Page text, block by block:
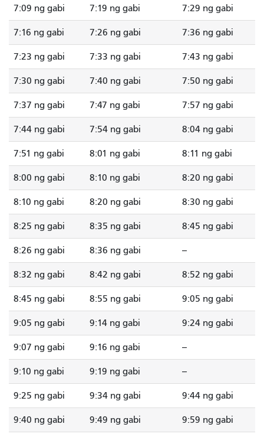
7:09 ng gabi 7:19 ng gabi 7:29 ng gabi
7:16 ng gabi 7:26 ng gabi 7:36 ng gabi
7:23 ng gabi 7:33 ng gabi 7:43 ng gabi
7:30 ng gabi 7:40 ng gabi 7:50 ng gabi
7:37 ng gabi 7:47 ng gabi 7:57 ng gabi
7:44 ng gabi 7:54 ng gabi 8:04 ng gabi
7:51 ng gabi 8:01 ng gabi 8:11 ng gabi
8:00 ng gabi 8:10 ng gabi 8:20 ng gabi
8:10 ng gabi 8:20 ng gabi 8:30 ng gabi
8:25 ng gabi 8:35 ng gabi 8:45 ng gabi
8:26 ng gabi 8:36 ng gabi --
8:32 ng gabi 8:42 ng gabi 8:52 ng gabi
8:45 ng gabi 8:55 ng gabi 9:05 ng gabi
9:05 ng gabi 9:14 ng gabi 9:24 ng gabi
9:07 ng gabi 9:16 ng gabi --
9:10 ng gabi 9:19 ng gabi --
9:25 ng gabi 9:34 ng gabi 9:44 ng gabi
9:40 ng gabi 9:49 ng gabi 9:59 ng gabi